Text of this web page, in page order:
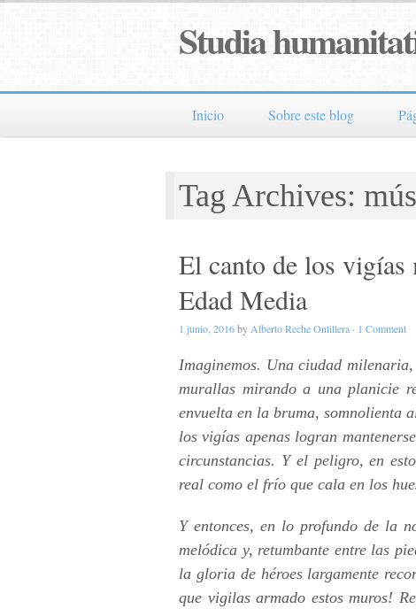
Studia
Inicio Sobre este blog
Tag Archives:
El canto de los vigías
Edad Media
1 junio, 2016by Alberto Reche Ontillera · 1 Comment
Imaginemos. Una ciudad
murallas mirando a una planicie
envuelta en la bruma, somnolienta
los vigías apenas logran
circunstancias. Y el peligro, en
real como el frío que cala en los
Y entonces, en lo profundo de la
melódica y, retumbante entre las
la gloria de héroes largamente
que vigilas armado estos muros!